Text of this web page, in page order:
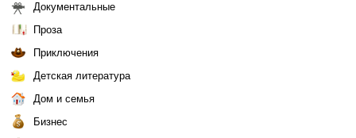
Документальные
Проза
Приключения
Детская литература
Дом и семья
Бизнес